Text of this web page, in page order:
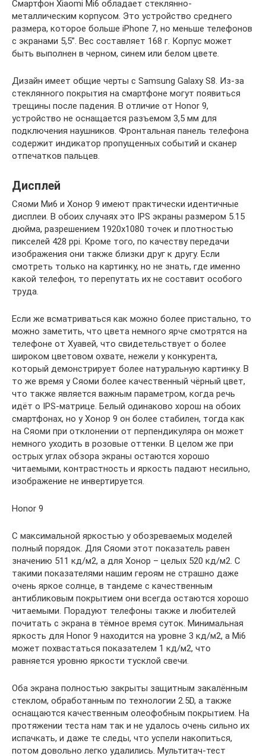
Смартфон Xiaomi Mi6 обладает стеклянно-
металлическим корпусом. Это устройство среднего
размера, которое больше iPhone 7, но меньше телефонов
с экранами 5,5”. Вес составляет 168 г. Корпус может
быть выполнен в черном, синем или белом цвете.
Дизайн имеет общие черты с Samsung Galaxy S8. Из-за
стеклянного покрытия на смартфоне могут появиться
трещины после падения. В отличие от Honor 9,
устройство не оснащается разъемом 3,5 мм для
подключения наушников. Фронтальная панель телефона
содержит индикатор пропущенных событий и сканер
отпечатков пальцев.
Дисплей
Сяоми Ми6 и Хонор 9 имеют практически идентичные
дисплеи. В обоих случаях это IPS экраны размером 5.15
дюйма, разрешением 1920х1080 точек и плотностью
пикселей 428 ppi. Кроме того, по качеству передачи
изображения они также близки друг к другу. Если
смотреть только на картинку, но не знать, где именно
какой телефон, то перепутать их не составит особого
труда.
Если же всматриваться как можно более пристально, то
можно заметить, что цвета немного ярче смотрятся на
телефоне от Хуавей, что свидетельствует о более
широком цветовом охвате, нежели у конкурента,
который демонстрирует более натуральную картинку. В
то же время у Сяоми более качественный чёрный цвет,
что также является важным параметром, когда речь
идёт о IPS-матрице. Белый одинаково хорош на обоих
смартфонах, но у Хонор 9 он более стабилен, тогда как
на Сяоми при отклонении от перпендикуляра он может
немного уходить в розовые оттенки. В целом же при
острых углах обзора экраны остаются хорошо
читаемыми, контрастность и яркость падают несильно,
изображение не инвертируется.
Honor 9
С максимальной яркостью у обозреваемых моделей
полный порядок. Для Сяоми этот показатель равен
значению 511 кд/м2, а для Хонор – целых 520 кд/м2. С
такими показателями нашим героям не страшно даже
очень яркое солнце, в тандеме с качественным
антибликовым покрытием они всегда остаются хорошо
читаемыми. Порадуют телефоны также и любителей
почитать с экрана в тёмное время суток. Минимальная
яркость для Honor 9 находится на уровне 3 кд/м2, а Mi6
может похвастаться показателем 1 кд/м2, что
равняется уровню яркости тусклой свечи.
Оба экрана полностью закрыты защитным закалённым
стеклом, обработанным по технологии 2.5D, а также
оснащаются качественным олеофобным покрытием. На
протяжении теста нам так и не удалось очень сильно их
испачкать, и даже те следы, что успели накопиться,
потом довольно легко удалились. Мультитач-тест